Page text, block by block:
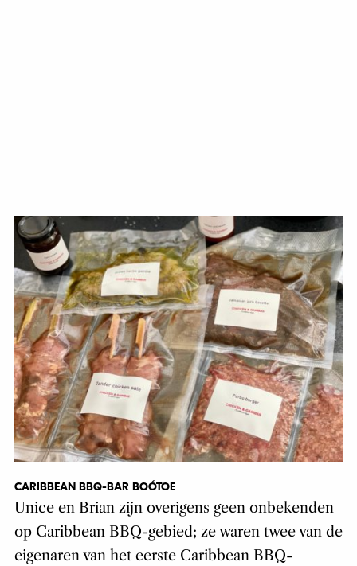
CARIBBEAN BBQ-BAR BOÓTOE
Unice en Brian zijn overigens geen onbekenden
op Caribbean BBQ-gebied; ze waren twee van de
eigenaren van het eerste Caribbean BBQ-